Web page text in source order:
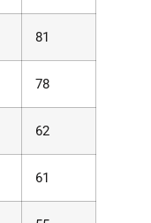
81
78
62
61